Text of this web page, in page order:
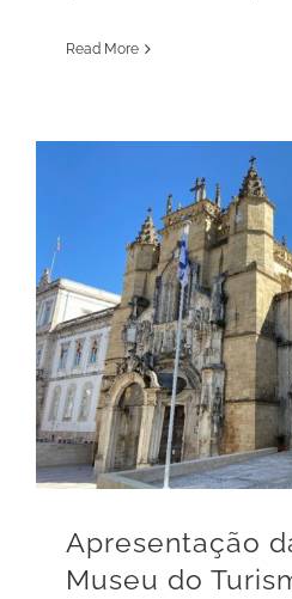
Read More
Apresentação
Museu do